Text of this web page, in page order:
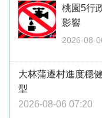
桃園5行
影響
2026-08-
大林蒲遷村進度穩
型
2026-08-06 07:20